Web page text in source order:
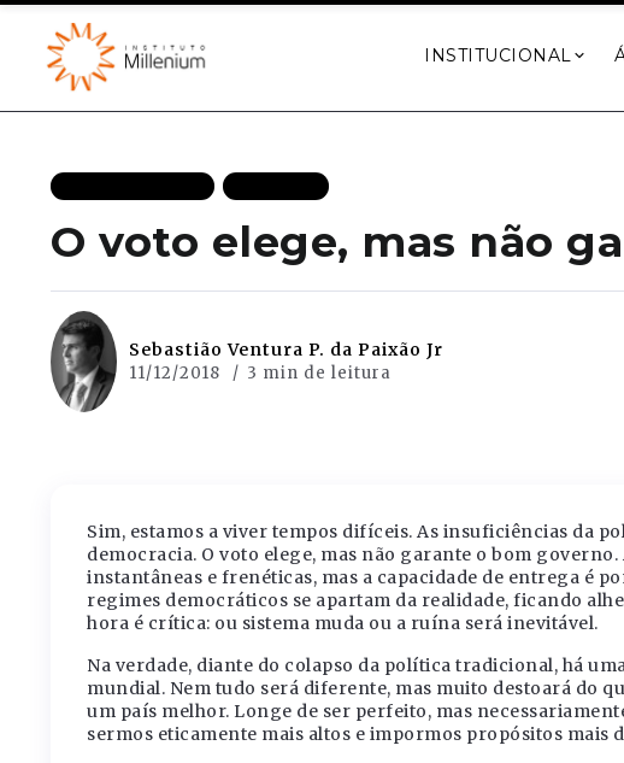
INSTITUCIONAL
O voto elege, mas não
Sebastião Ventura P. da Paixão Jr
11/12/2018 3 min de leitura
Sim, estamos a viver tempos difíceis. As insuficiências da
democracia. O voto elege, mas não garante o bom
instantâneas e frenéticas, mas a capacidade de entrega é
regimes democráticos se apartam da realidade, ficando
hora é crítica: ou sistema muda ou a ruína será inevitável.
Na verdade, diante do colapso da política tradicional, há
mundial. Nem tudo será diferente, mas muito destoará do
um país melhor. Longe de ser perfeito, mas
sermos eticamente mais altos e impormos propósitos mais